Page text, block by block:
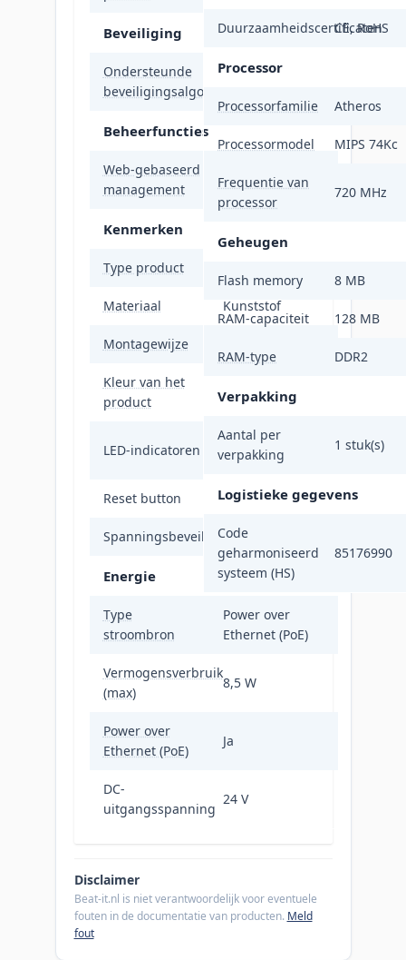
Beveiliging
Ondersteunde
beveiligingsalgoritmen
Beheerfuncties
Web-gebaseerd
management
Ja
Kenmerken
Type product
Materiaal Kunststof
Montagewijze
Kleur van het
product
Wit
LED-indicatoren
LAN, Stroom,
Signaalsterkte
Reset button Ja
Spanningsbeveiliging
Ja
Energie
Type
stroombron
Power over
Ethernet (PoE)
Vermogensverbruik
(max)
8,5 W
Power over
Ethernet (PoE)
Ja
DC-
uitgangsspanning
24 V
Duurzaamheidscertificaten
CE, RoHS
Processor
Processorfamilie Atheros
Processormodel MIPS 74Kc
Frequentie van
processor
720 MHz
Geheugen
Flash memory 8 MB
RAM-capaciteit 128 MB
RAM-type DDR2
Verpakking
Aantal per
verpakking
1 stuk(s)
Logistieke gegevens
Code
geharmoniseerd
systeem (HS)
85176990
Disclaimer
Beat-it.nl is niet verantwoordelijk voor eventuele
fouten in de documentatie van producten. Meld
fout